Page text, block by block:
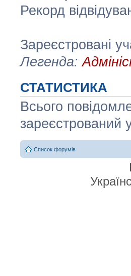
Рекорд
Зареєстровані
Легенда:
СТАТИСТИКА
Всього
зареєстрований
Список форумів